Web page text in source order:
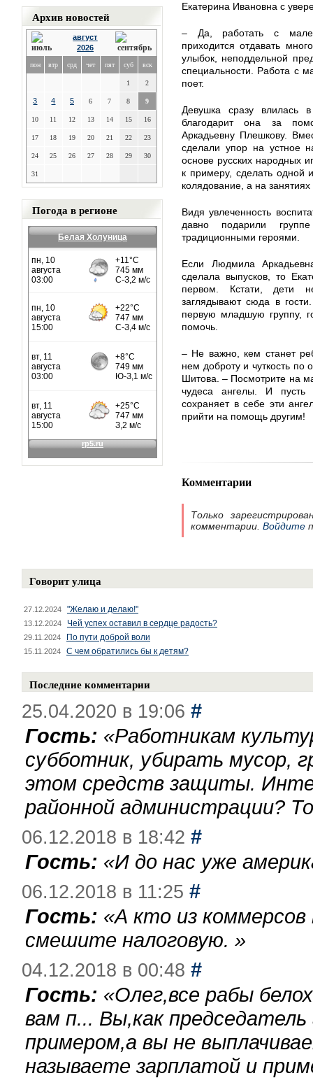
Архив новостей
август
2026
пон втр срд чет пят суб вск
1 2
3 4 5 6 7 8 9
10 11 12 13 14 15 16
17 18 19 20 21 22 23
24 25 26 27 28 29 30
31
Погода в регионе
Белая Холуница
Екатерина Ивановна с
– Да, работать с
приходится отдавать
улыбок, неподдельной
специальности. Работа с
поет.
Девушка сразу влилась
благодарит она за
Аркадьевну Плешкову.
сделали упор на устное
основе русских народных
к примеру, сделать одной
колядование, а на
Видя увлеченность
давно подарили
традиционными героями.
Если Людмила
сделала выпусков, то
первом. Кстати, дети
заглядывают сюда в
первую младшую группу,
помочь.
– Не важно, кем станет
нем доброту и чуткость
Шитова. – Посмотрите на
чудеса ангелы. И
сохраняет в себе эти
прийти на помощь другим!
Комментарии
Только
комментарии. Войдите
Говорит улица
27.12.2024 "Желаю и делаю!"
13.12.2024 Чей успех оставил в сердце радость?
29.11.2024 По пути доброй воли
15.11.2024 С чем обратились бы к детям?
Последние комментарии
25.04.2020 в 19:06 #
Гость: «Работникам
субботник, убирать мусор,
этом средств защиты.
районной администрации?
06.12.2018 в 18:42 #
Гость: «И до нас уже
06.12.2018 в 11:25 #
Гость: «А кто из
смешите налоговую. »
04.12.2018 в 00:48 #
Гость: «Олег,все рабы
вам п... Вы,как
примером,а вы не
называете зарплатой и